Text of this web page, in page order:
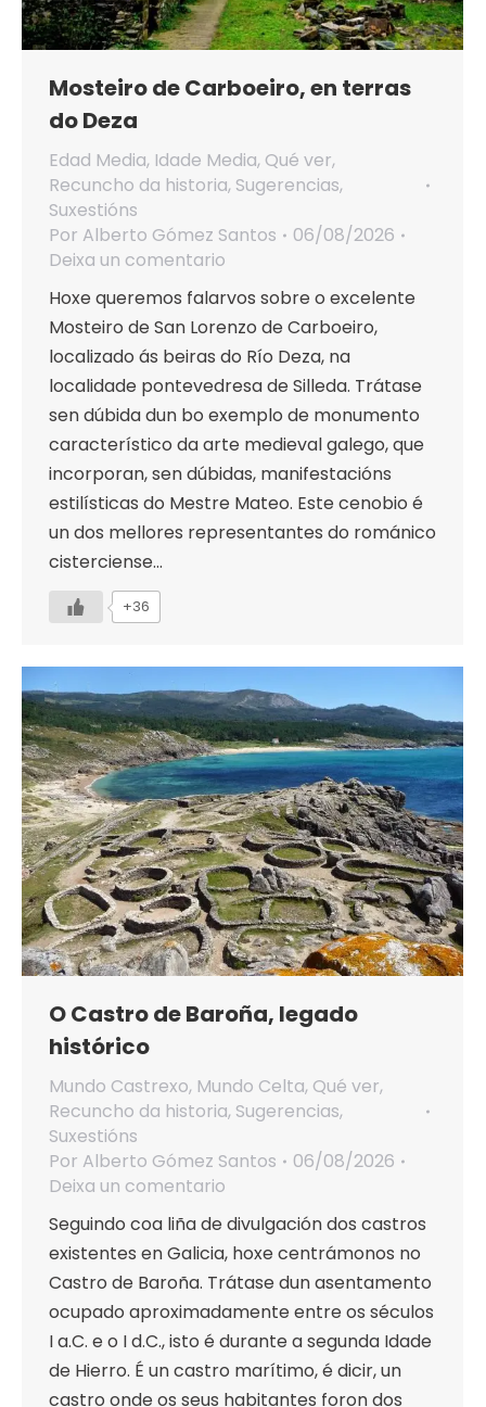
Mosteiro de Carboeiro, en terras
do Deza
Edad Media, Idade Media, Qué ver,
Recuncho da historia, Sugerencias,
Suxestións
Por Alberto Gómez Santos
06/08/2026
Deixa un comentario
Hoxe queremos falarvos sobre o excelente
Mosteiro de San Lorenzo de Carboeiro,
localizado ás beiras do Río Deza, na
localidade pontevedresa de Silleda. Trátase
sen dúbida dun bo exemplo de monumento
característico da arte medieval galego, que
incorporan, sen dúbidas, manifestacións
estilísticas do Mestre Mateo. Este cenobio é
un dos mellores representantes do románico
cisterciense…
+36
O Castro de Baroña, legado
histórico
Mundo Castrexo, Mundo Celta, Qué ver,
Recuncho da historia, Sugerencias,
Suxestións
Por Alberto Gómez Santos
06/08/2026
Deixa un comentario
Seguindo coa liña de divulgación dos castros
existentes en Galicia, hoxe centrámonos no
Castro de Baroña. Trátase dun asentamento
ocupado aproximadamente entre os séculos
I a.C. e o I d.C., isto é durante a segunda Idade
de Hierro. É un castro marítimo, é dicir, un
castro onde os seus habitantes foron dos